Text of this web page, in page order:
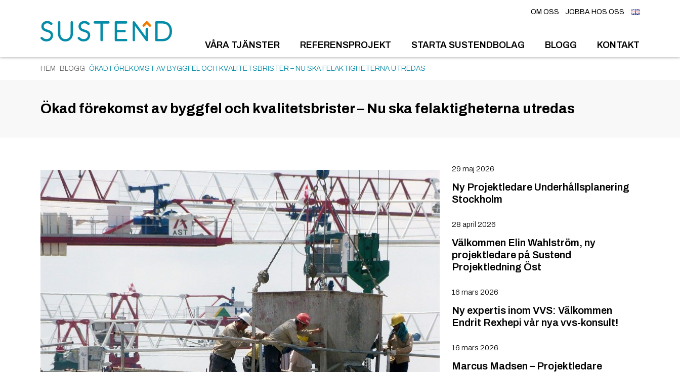
OM OSS JOBBA HOS OSS
VÅRA TJÄNSTER REFERENSPROJEKT STARTA SUSTENDBOLAG BLOGG KONTAKT
HEM BLOGG ÖKAD FÖREKOMST AV BYGGFEL OCH KVALITETSBRISTER – NU SKA FELAKTIGHETERNA UTREDAS
Ökad förekomst av byggfel och kvalitetsbrister – Nu ska felaktigheterna utredas
Ny Projektledare Underhållsplanering
Stockholm
29 maj 2026
Välkommen Elin Wahlström, ny
projektledare på Sustend
Projektledning Öst
28 april 2026
Ny expertis inom VVS: Välkommen
Endrit Rexhepi vår nya vvs-konsult!
16 mars 2026
Marcus Madsen – Projektledare
16 mars 2026